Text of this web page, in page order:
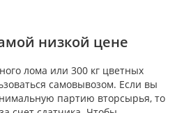
низкой цене
лома или 300 кг цветных
самовывозом. Если вы
партию вторсырья, то